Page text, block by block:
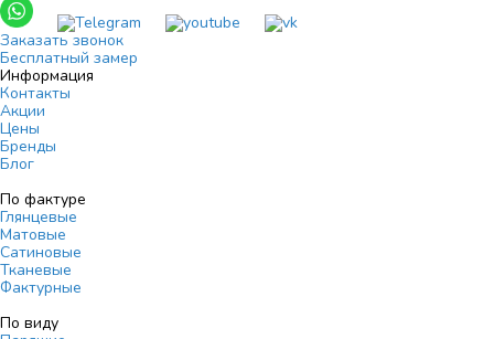
Заказать звонок
Бесплатный замер
Информация
Контакты
Акции
Цены
Бренды
Блог
По фактуре
Глянцевые
Матовые
Сатиновые
Тканевые
Фактурные
По виду